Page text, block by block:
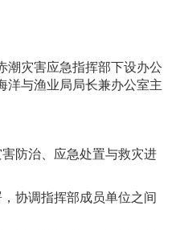
潮灾害应急指挥部下设办公
洋与渔业局局长兼办公室主
防治、应急处置与救灾进
协调指挥部成员单位之间